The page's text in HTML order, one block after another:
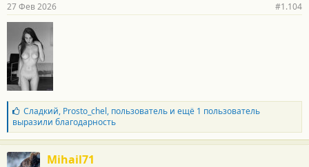
н
о
с
т
и
:
27 Фев 2026 #1.104
Б
л
а
г
о
Сладкий, Prosto_chel, пользовательи ещё 1 пользователь
выразили благодарность
Mihail71